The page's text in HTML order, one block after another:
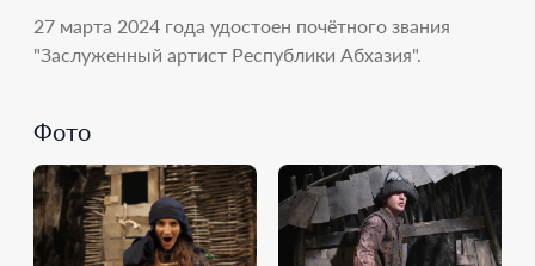
27 марта 2024 года удостоен почётного звания
"Заслуженный артист Республики Абхазия".
Фото